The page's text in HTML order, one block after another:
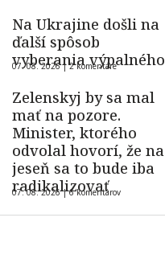
Na Ukrajine došli na
ďalší spôsob
vyberania výpalného
07. 08. 2026 |2 komentáre
Zelenskyj by sa mal
mať na pozore.
Minister, ktorého
odvolal hovorí, že na
jeseň sa to bude iba
radikalizovať
07. 08. 2026 |6 komentárov